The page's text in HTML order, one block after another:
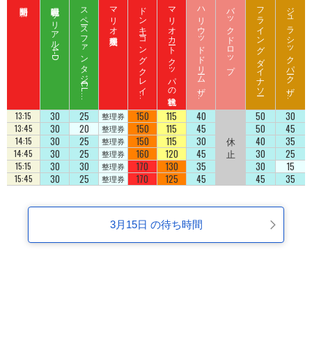
呪術廻戦 ザ リアル 4-D ス
ペ
ース
フ
ァ
ン
タ
ジ
ー
C
L
U
B
Z
E
D
D
マリオ入場整理券 ド
ン
キ
ーコ
ン
グ
ク
レ
イ
ジ
ート
ロ
ッ
コ
マリオカート クッパの挑戦状 ハ
リ
ウ
ッ
ド
ド
リ
ーム
ザ
ラ
イ
ド
バックドロップ フライング ダイナソー ジ
ュ
ラ
シ
ッ
ク
パ
ーク
ザ
ラ
イ
ド
13:15 30 25 整理券 150 115 40 50 30
13:45 30 20 整理券 150 115 45 50 45
14:15 30 25 整理券 150 115 30 休 40 35
14:45 30 25 整理券 160 120 45 止 30 25
15:15 30 30 整理券 170 130 35 30 15
15:45 30 25 整理券 170 125 45 45 35
3月15日 の待ち時間